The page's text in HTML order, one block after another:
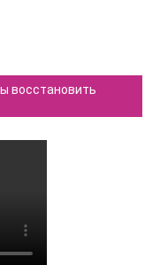
восстановить